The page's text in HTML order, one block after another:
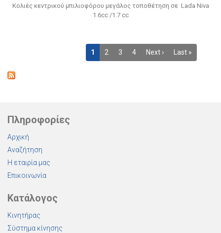
Κολιές κεντρικού μπιλιοφόρου μεγάλος τοποθέτηση σε Lada Niva
1.6cc /1.7 cc
1 2 3 4 Next › Last »
Πληροφορίες
Αρχική
Αναζήτηση
Η εταιρία μας
Επικοινωνία
Κατάλογος
Κινητήρας
Σύστημα κίνησης